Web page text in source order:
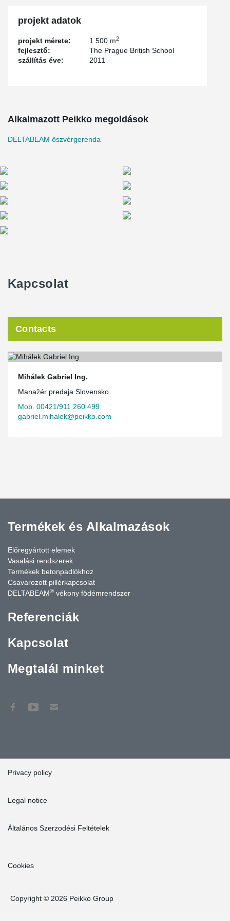
projekt adatok
projekt mérete: 1 500 m2
fejlesztő:
The Prague British School
szállítás éve:
2011
Alkalmazott Peikko megoldások
DELTABEAM öszvérgerenda
Kapcsolat
Contacts
Mihálek Gabriel Ing.
Manažér predaja Slovensko
Mob. 00421/911 260 499
gabriel.mihalek@peikko.com
Termékek és Alkalmazások
Előregyártott elemek
Vasalási rendszerek
Termékek betonpadlókhoz
Csavarozott pillérkapcsolat
DELTABEAM® vékony födémrendszer
Referenciák
Kapcsolat
Megtalál minket
Privacy policy
Legal notice
Általános Szerzodési Feltételek
Cookies
Copyright © 2026 Peikko Group